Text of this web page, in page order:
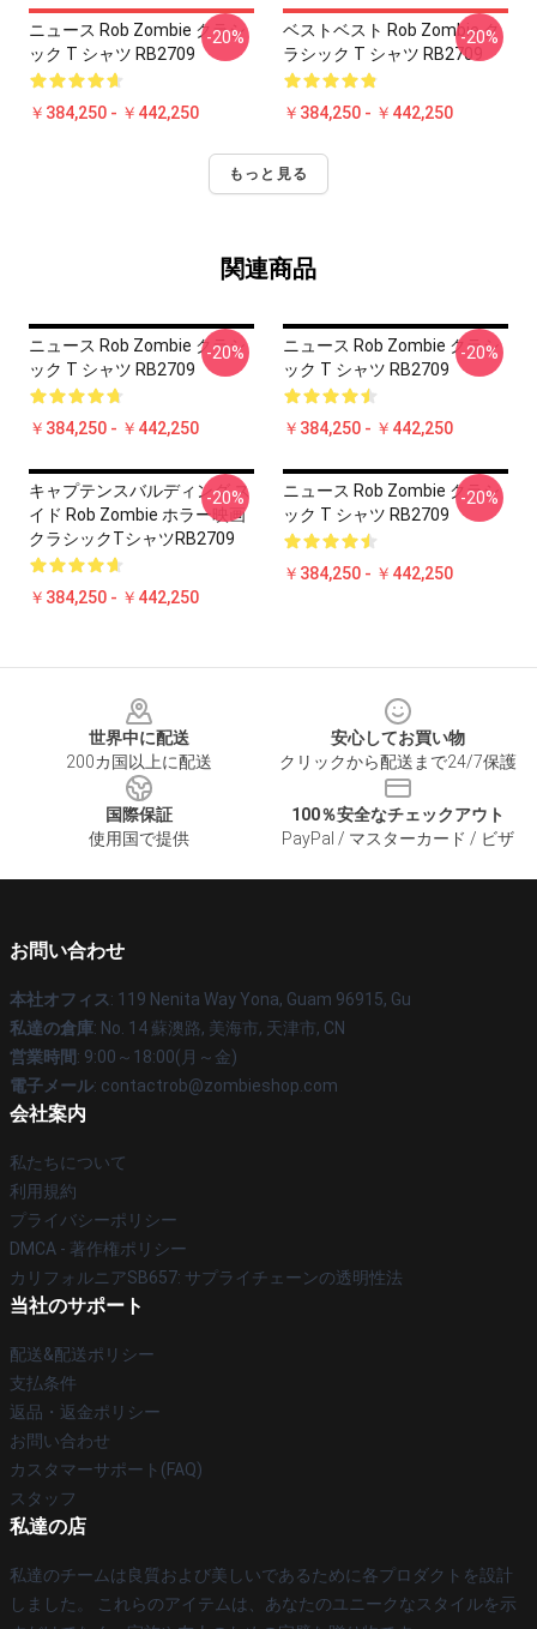
ニュース Rob Zombie クラシ
ック T シャツ RB2709
￥384,250 - ￥442,250
-20%
ベストベスト Rob Zombie ク
ラシック T シャツ RB2709
￥384,250 - ￥442,250
-20%
もっと見る
関連商品
ニュース Rob Zombie クラシ
ック T シャツ RB2709
￥384,250 - ￥442,250
-20%
ニュース Rob Zombie クラシ
ック T シャツ RB2709
￥384,250 - ￥442,250
-20%
キャプテンスバルディング ス
イド Rob Zombie ホラー映画
クラシックTシャツRB2709
￥384,250 - ￥442,250
-20%
ニュース Rob Zombie クラシ
ック T シャツ RB2709
￥384,250 - ￥442,250
-20%
世界中に配送
200カ国以上に配送
安心してお買い物
クリックから配送まで24/7保護
国際保証
使用国で提供
100％安全なチェックアウト
PayPal / マスターカード / ビザ
お問い合わせ
本社オフィス: 119 Nenita Way Yona, Guam 96915, Gu
私達の倉庫: No. 14 蘇澳路, 美海市, 天津市, CN
営業時間: 9:00～18:00(月～金)
電子メール: contactrob@zombieshop.com
会社案内
私たちについて
利用規約
プライバシーポリシー
DMCA - 著作権ポリシー
カリフォルニアSB657: サプライチェーンの透明性法
当社のサポート
配送&配送ポリシー
支払条件
返品・返金ポリシー
お問い合わせ
カスタマーサポート(FAQ)
スタッフ
私達の店
私達のチームは良質および美しいであるために各プロダクトを設計
しました。 これらのアイテムは、あなたのユニークなスタイルを示